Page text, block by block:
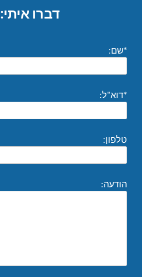
דברו איתי:
*שם:
*דוא"ל:
טלפון:
הודעה: